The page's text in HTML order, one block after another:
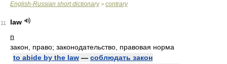
English-Russian short dictionary> contrary
11
law
n
закон, право; законодательство, правовая норма
to abide by the law — соблюдать закон